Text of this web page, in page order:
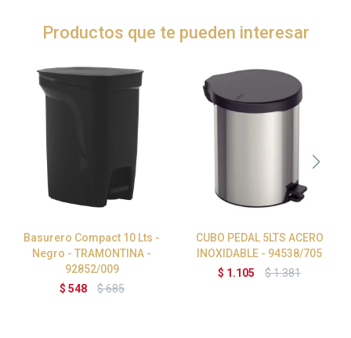
Productos que te pueden interesar
Basurero Compact 10 Lts -
Negro - TRAMONTINA -
92852/009
$ 548 $685
CUBO PEDAL 5LTS ACERO
INOXIDABLE - 94538/705
$ 1.105 $1.381